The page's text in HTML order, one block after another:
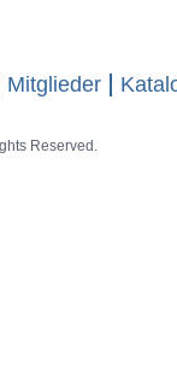
Mitglieder
Reserved.